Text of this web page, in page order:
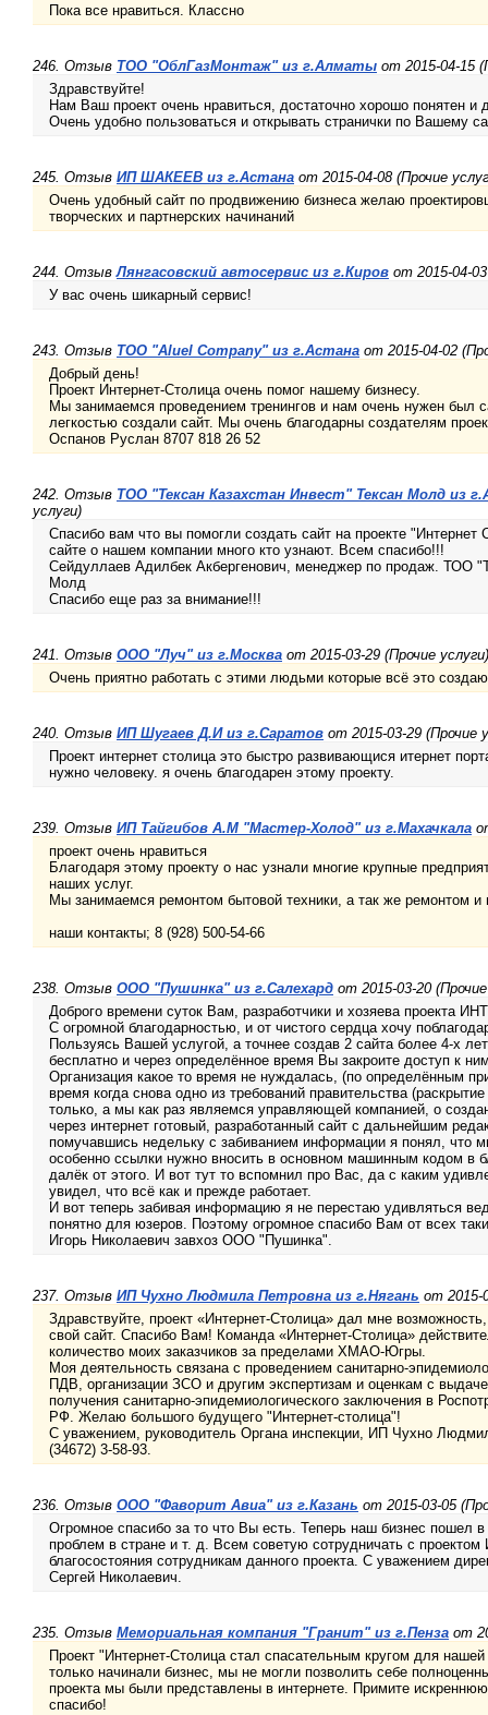
Пока все нравиться. Классно
246. Отзыв ТОО "ОблГазМонтаж" из г.Алматы от 2015-04-15
Здравствуйте!
Нам Ваш проект очень нравиться, достаточно хорошо понятен и
Очень удобно пользоваться и открывать странички по Вашему
245. Отзыв ИП ШАКЕЕВ из г.Астана от 2015-04-08 (Прочие
Очень удобный сайт по продвижению бизнеса желаю
творческих и партнерских начинаний
244. ОтзывЛянгасовский автосервис из г.Киров от 2015-04-
У вас очень шикарный сервис!
243. Отзыв TOO "Aluel Company" из г.Астана от 2015-04-02
Добрый день!
Проект Интернет-Столица очень помог нашему бизнесу.
Мы занимаемся проведением тренингов и нам очень нужен был
легкостью создали сайт. Мы очень благодарны создателям
Оспанов Руслан 8707 818 26 52
242. Отзыв ТОО "Тексан Казахстан Инвест" Тексан Молд из
услуги)
Спасибо вам что вы помогли создать сайт на проекте
сайте о нашем компании много кто узнают. Всем спасибо!!!
Сейдуллаев Адилбек Акбергенович, менеджер по продаж. ТОО
Молд
Спасибо еще раз за внимание!!!
241. Отзыв ООО "Луч" из г.Москва от 2015-03-29 (Прочие услуги)
Очень приятно работать с этими людьми которые всё это
240. Отзыв ИП Шугаев Д.И из г.Саратов от 2015-03-29 (Прочие
Проект интернет столица это быстро развивающися итернет
нужно человеку. я очень благодарен этому проекту.
239. Отзыв ИП Тайгибов А.М "Мастер-Холод" из г.Махачкала
проект очень нравиться
Благодаря этому проекту о нас узнали многие крупные
наших услуг.
Мы занимаемся ремонтом бытовой техники, а так же ремонтом и
наши контакты; 8 (928) 500-54-66
238. Отзыв ООО "Пушинка" из г.Салехард от 2015-03-20
Доброго времени суток Вам, разработчики и хозяева проекта
С огромной благодарностью, и от чистого сердца хочу
Пользуясь Вашей услугой, а точнее создав 2 сайта более 4-х
бесплатно и через определённое время Вы закроите доступ к
Организация какое то время не нуждалась, (по определённым
время когда снова одно из требований правительства
только, а мы как раз являемся управляющей компанией, о
через интернет готовый, разработанный сайт с дальнейшим
помучавшись недельку с забиванием информации я понял, что
особенно ссылки нужно вносить в основном машинным кодом в
далёк от этого. И вот тут то вспомнил про Вас, да с каким
увидел, что всё как и прежде работает.
И вот теперь забивая информацию я не перестаю удивляться
понятно для юзеров. Поэтому огромное спасибо Вам от всех
Игорь Николаевич завхоз ООО "Пушинка".
237. Отзыв ИП Чухно Людмила Петровна из г.Нягань от 2015-
Здравствуйте, проект «Интернет-Столица» дал мне
свой сайт. Спасибо Вам! Команда «Интернет-Столица»
количество моих заказчиков за пределами ХМАО-Югры.
Моя деятельность связана с проведением санитарно-
ПДВ, организации ЗСО и другим экспертизам и оценкам с
получения санитарно-эпидемиологического заключения в
РФ. Желаю большого будущего "Интернет-столица"!
С уважением, руководитель Органа инспекции, ИП Чухно
(34672) 3-58-93.
236. Отзыв ООО "Фаворит Авиа" из г.Казань от 2015-03-05
Огромное спасибо за то что Вы есть. Теперь наш бизнес пошел в
проблем в стране и т. д. Всем советую сотрудничать с
благосостояния сотрудникам данного проекта. С уважением
Сергей Николаевич.
235. Отзыв Мемориальная компания "Гранит" из г.Пенза от
Проект "Интернет-Столица стал спасательным кругом для
только начинали бизнес, мы не могли позволить себе
проекта мы были представлены в интернете. Примите
спасибо!